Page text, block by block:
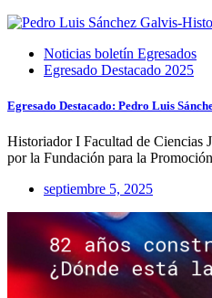
Noticias boletín Egresados
Egresado Destacado 2025
Egresado Destacado: Pedro Luis
Historiador I Facultad de Ciencias
por la Fundación para la
septiembre 5, 2025